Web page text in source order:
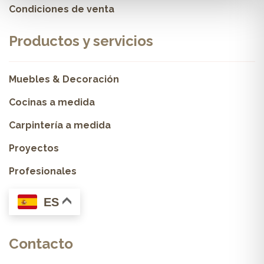
Condiciones de venta
Productos y servicios
Muebles & Decoración
Cocinas a medida
Carpintería a medida
Proyectos
Profesionales
ES
Contacto